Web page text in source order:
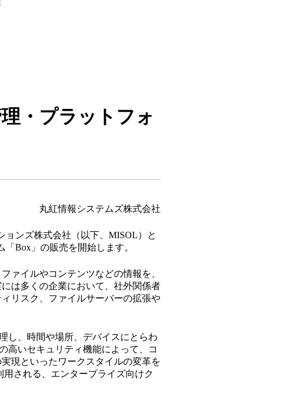
・プラットフォ
丸紅情報システムズ株式会社
ンズ株式会社（以下、MISOL）と
Box」の販売を開始します。
ァイルやコンテンツなどの情報を、
は多くの企業において、社外関係者
リスク、ファイルサーバーの拡張や
し、時間や場所、デバイスにとらわ
高いセキュリティ機能によって、コ
現といったワークスタイルの変革を
用される、エンタープライズ向けク